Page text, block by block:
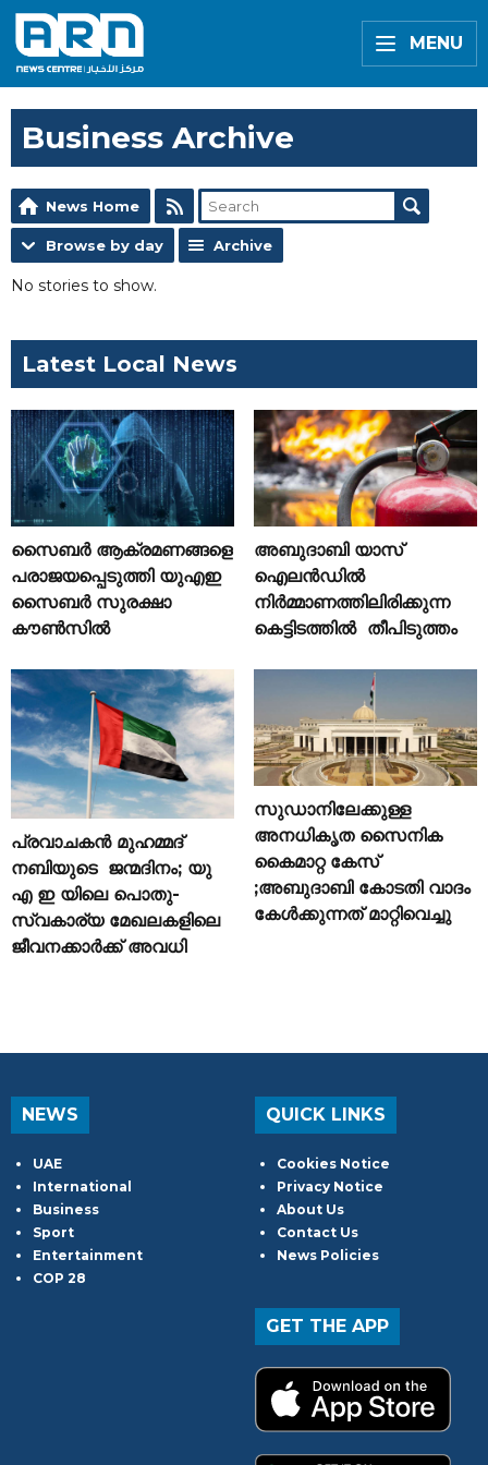
MENU
Business Archive
News Home
Browse by day Archive
No stories to show.
Latest Local News
സൈബർ ആക്രമണങ്ങളെ
പരാജയപ്പെടുത്തി യുഎഇ
സൈബർ സുരക്ഷാ
കൗൺസിൽ
അബുദാബി യാസ്
ഐലൻഡിൽ
നിർമ്മാണത്തിലിരിക്കുന്ന
കെട്ടിടത്തിൽ തീപിടുത്തം
പ്രവാചകൻ മുഹമ്മദ്
നബിയുടെ ജന്മദിനം; യു
എ ഇ യിലെ പൊതു-
സ്വകാര്യ മേഖലകളിലെ
ജീവനക്കാർക്ക് അവധി
സുഡാനിലേക്കുള്ള
അനധികൃത സൈനിക
കൈമാറ്റ കേസ്
;അബുദാബി കോടതി വാദം
കേൾക്കുന്നത് മാറ്റിവെച്ചു
NEWS
UAE
International
Business
Sport
Entertainment
COP 28
QUICK LINKS
Cookies Notice
Privacy Notice
About Us
Contact Us
News Policies
GET THE APP